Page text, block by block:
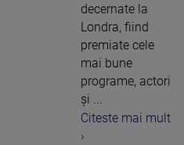
decernate la
Londra, fiind
premiate cele
mai bune
programe, actori
și ...
Citeste mai mult
›